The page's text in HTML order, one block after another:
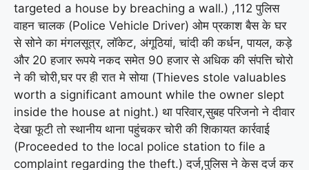
targeted a house by breaching a wall.) ,112 पुलिस
वाहन चालक (Police Vehicle Driver) ओम प्रकाश बैस के घर
से सोने का मंगलसूत्र, लॉकेट, अंगूठियां, चांदी की कर्धन, पायल, कड़े
और 20 हजार रूपये नकद समेत 90 हजार से अधिक की संपत्ति चोरो
ने की चोरी,घर पर ही रात मे सोया (Thieves stole valuables
worth a significant amount while the owner slept
inside the house at night.) था परिवार,सुबह परिजनो ने दीवार
देखा फूटी तो स्थानीय थाना पहुंचकर चोरी की शिकायत कार्रवाई
(Proceeded to the local police station to file a
complaint regarding the theft.) दर्ज,पुलिस ने केस दर्ज कर